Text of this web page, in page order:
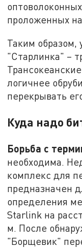
проложенных
Таким образом,
"Старлинка" –
логичнее
перекрывать
Куда надо
Борьба с
необходима.
комплекс для
предназначен
определения
Starlink на
м. После
"Борщевик"